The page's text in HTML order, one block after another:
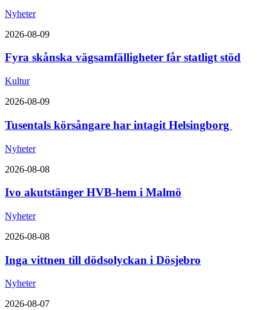
Nyheter
2026-08-09
Fyra skånska vägsamfälligheter får statligt stöd
Kultur
2026-08-09
Tusentals körsångare har intagit Helsingborg
Nyheter
2026-08-08
Ivo akutstänger HVB-hem i Malmö
Nyheter
2026-08-08
Inga vittnen till dödsolyckan i Dösjebro
Nyheter
2026-08-07